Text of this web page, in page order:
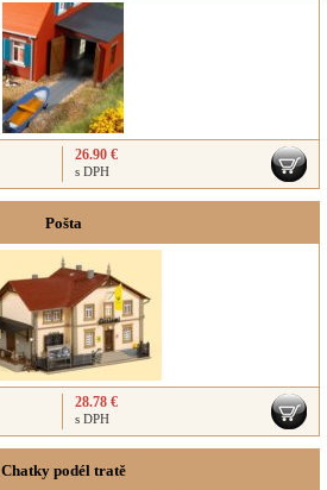
26.90 €
s DPH
Pošta
28.78 €
s DPH
Chatky podél tratě